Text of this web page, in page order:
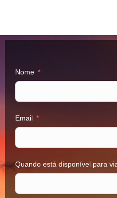
Nome
Email
Quando está disponível para